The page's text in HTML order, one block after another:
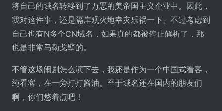
将自己的域名转移到了万恶的美帝国主义企业中。因此，
我对这件事，还是隔岸观火地幸灾乐祸一下。不过考虑到
自己也有N多个CN域名，如果真的都被停止解析了，那
也是非常马勒戈壁的。
不管这场闹剧怎么演下去，我还是作为一个中国式看客，
纯看客，在一旁打打酱油。至于域名还在国内的朋友们
啊，你们悠着点吧！